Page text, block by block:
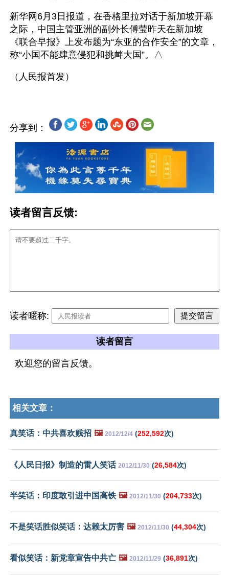
新华网6月3日报道，在香格里拉对话于新加坡开幕
之际，中国主管亚洲的副外长傅莹昨天在新加坡
《联合早报》上发布题为“东亚的合作安全”的文章，
称“小国不能肆意侵犯和挑衅大国”。△
分享到：
读者留言反馈:
读者暱称:
读者留言
欢迎您的留言反馈。
相关文章：
真笑话：中共喜欢贱招 🖼️ 2012/12/4 (252,592次)
《人民日报》制造的雷人笑话 2012/11/30 (26,584次)
半笑话：印度敢引进中国高铁 🖼️ 2012/11/30 (204,733次)
不是笑话胜似笑话：达赖太厉害 🖼️ 2012/11/30 (44,304次)
看似笑话：新党章宣告中共亡 🖼️ 2012/11/29 (36,891次)